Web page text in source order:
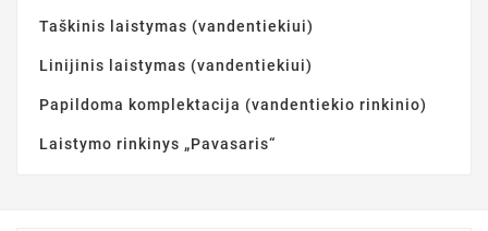
Taškinis laistymas (vandentiekiui)
Linijinis laistymas (vandentiekiui)
Papildoma komplektacija (vandentiekio rinkinio)
Laistymo rinkinys „Pavasaris“